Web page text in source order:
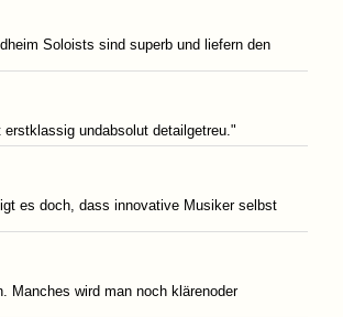
Soloists sind superb und liefern den
undabsolut detailgetreu."
es doch, dass innovative Musiker selbst
Manches wird man noch klärenoder